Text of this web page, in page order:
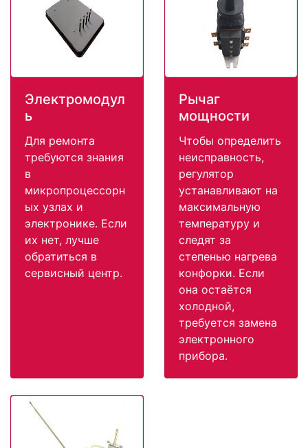
Электромодул
ь
Для ремонта
требуются знания
в
микропроцессорн
ых узлах и
электронике. Если
их нет, лучше
обратиться в
сервисный центр.
Рычаг
мощности
Чтобы определить
неисправность,
регулятор
устанавливают на
максимальную
температуру и
следят за
степенью нагрева
конфорки. Если
она остаётся
холодной,
требуется замена
электронного
прибора.